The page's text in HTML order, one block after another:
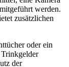
werden.
zusätzlichen
oder ein
der